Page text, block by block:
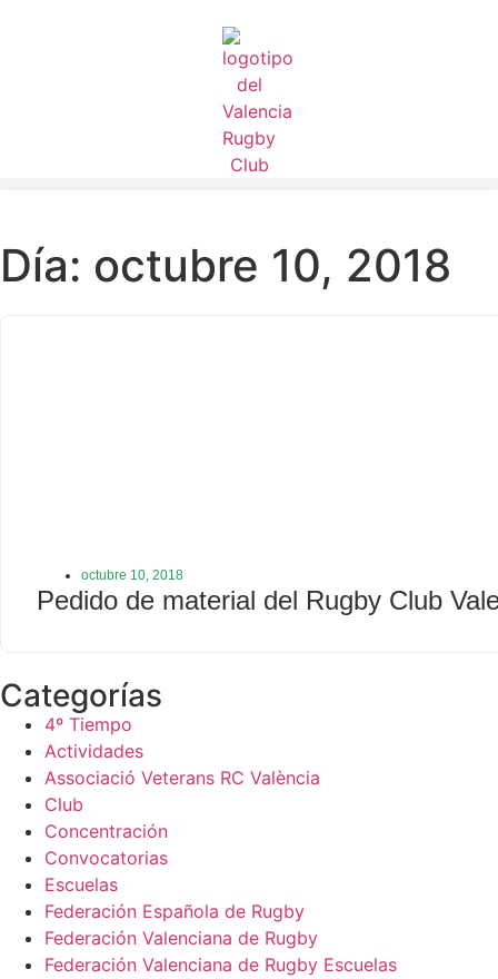
Día: octubre 10, 2018
octubre 10, 2018
Pedido de material del Rugby Club
Categorías
4º Tiempo
Actividades
Associació Veterans RC València
Club
Concentración
Convocatorias
Escuelas
Federación Española de Rugby
Federación Valenciana de Rugby
Federación Valenciana de Rugby Escuelas